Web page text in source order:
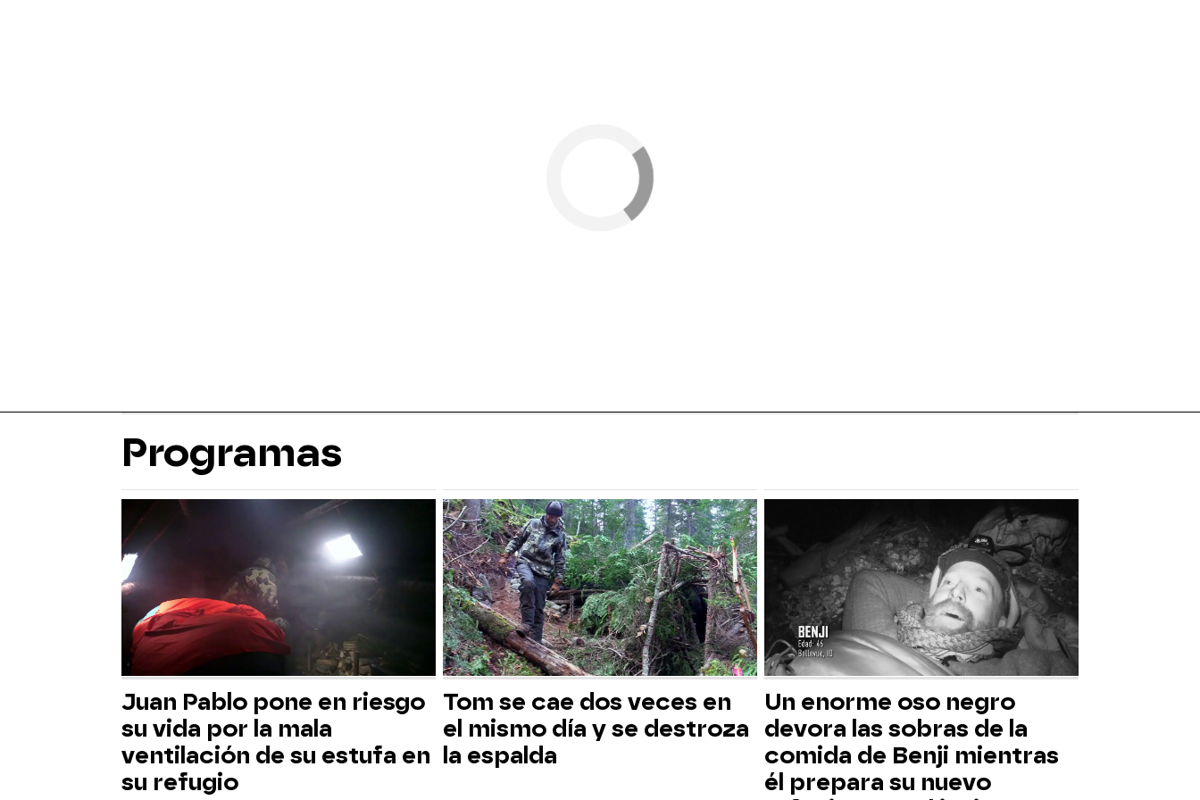
Programas
Juan Pablo pone en riesgo
su vida por la mala
ventilación de su estufa en
su refugio
Tom se cae dos veces en
el mismo día y se destroza
la espalda
Un enorme oso negro
devora las sobras de la
comida de Benji mientras
él prepara su nuevo